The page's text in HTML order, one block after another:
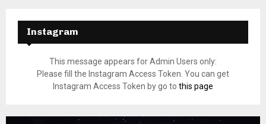
Instagram
This message appears for Admin Users only:
Please fill the Instagram Access Token. You can get
Instagram Access Token by go to this page